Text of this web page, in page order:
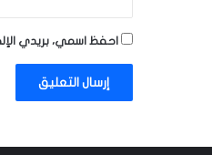
احفظ اسمي، بريدي